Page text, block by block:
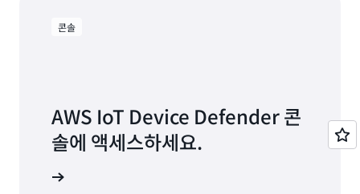
콘솔
AWS IoT Device Defender 콘
솔에 액세스하세요.